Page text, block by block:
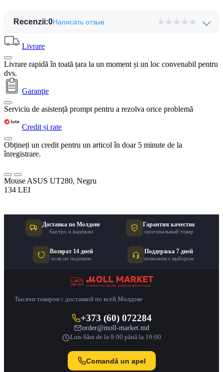
Recenzii:0Написать отзыв ★ ★ ★ ★ ★
Livrare
Livrare rapidă în toată țara la un moment și un loc convenabil pentru
dvs.
Garanţie
Serviciu de asistență prompt pentru a rezolva orice problemă
Credit și rate
Obțineți un credit pentru un articol în doar 5 minute de la
înregistrare.
Mouse ASUS UT280, Negru
134 LEI
Доставка по Молдове
быстро и надёжно
Гарантия качества
оригинальный товар
Возврат 14 дней
если не подошло
Поддержка 7 дней
поможем с выбором
Тысячи товаров с доставкой по всей Молдове
+373 (60) 072284
order@moll-market.md
Lun-Sâm de la 9:00 până la 19:00
Comandă un apel